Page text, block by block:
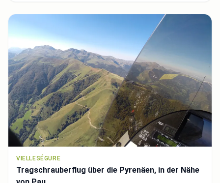
VIELLESÉGURE
Tragschrauberflug über die Pyrenäen, in der Nähe